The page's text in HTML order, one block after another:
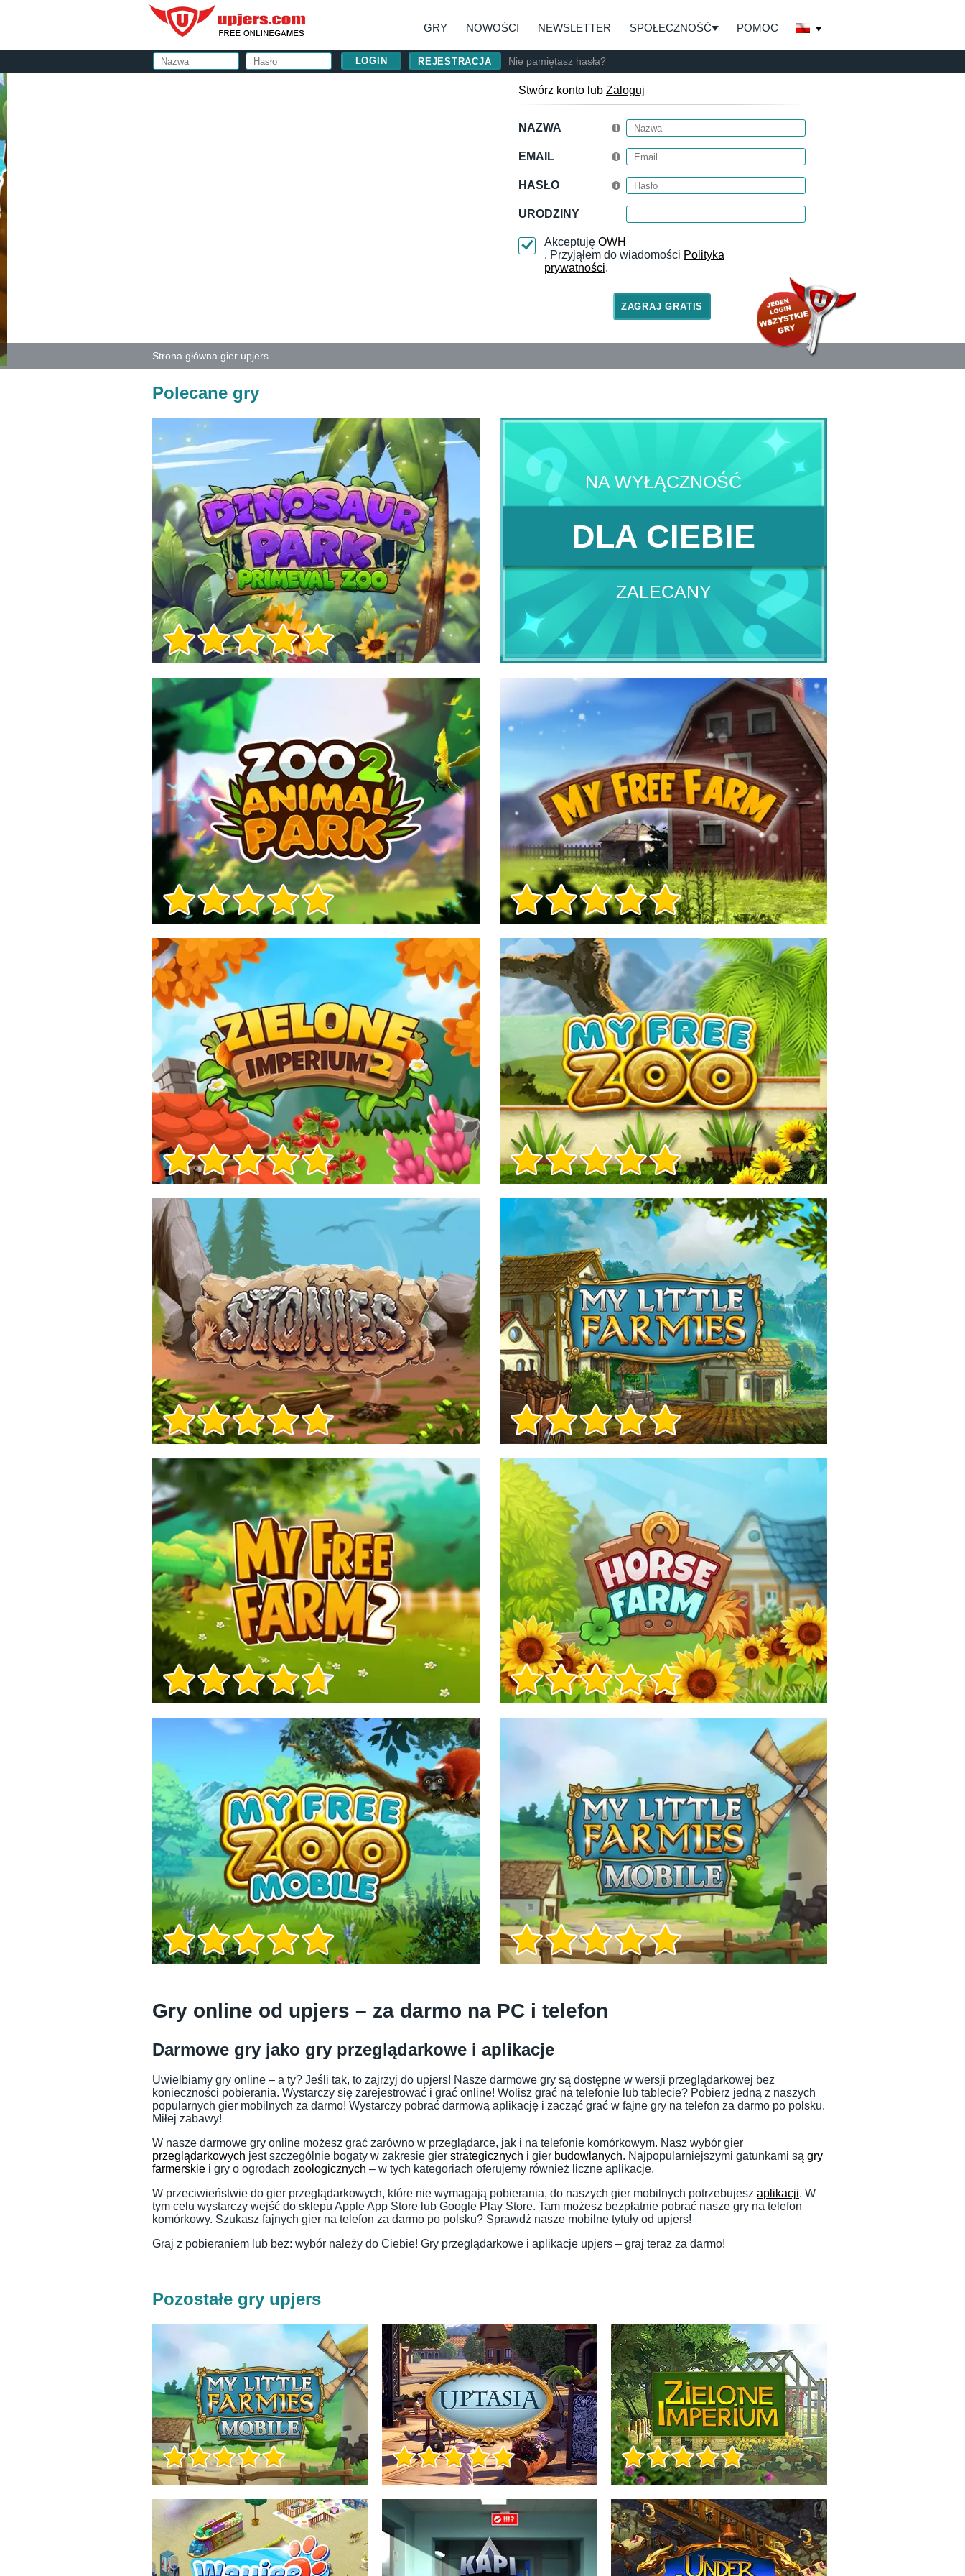
GRY NOWOŚCI NEWSLETTER SPOŁECZNOŚĆ POMOC
REJESTRACJA Nie pamiętasz hasła?
Stwórz konto lub Zaloguj
NAZWA
EMAIL
HASŁO
URODZINY
Akceptuję OWH
. Przyjąłem do wiadomości Polityka
prywatności.
Strona główna gier upjers
Polecane gry
Informacje o grze
NA WYŁĄCZNOŚĆ
DLA CIEBIE
ZALECANY
Informacje o grze
Informacje o grze
Informacje o grze
Informacje o grze
Informacje o grze
Informacje o grze
Informacje o grze Informacje o grze
Informacje o grze Informacje o grze
Gry online od upjers – za darmo na PC i telefon
Darmowe gry jako gry przeglądarkowe i aplikacje
Uwielbiamy gry online – a ty? Jeśli tak, to zajrzyj do upjers! Nasze darmowe gry są dostępne w wersji przeglądarkowej bez
konieczności pobierania. Wystarczy się zarejestrować i grać online! Wolisz grać na telefonie lub tablecie? Pobierz jedną z naszych
popularnych gier mobilnych za darmo! Wystarczy pobrać darmową aplikację i zacząć grać w fajne gry na telefon za darmo po polsku.
Miłej zabawy!
W nasze darmowe gry online możesz grać zarówno w przeglądarce, jak i na telefonie komórkowym. Nasz wybór gier
przeglądarkowych jest szczególnie bogaty w zakresie gier strategicznych i gier budowlanych. Najpopularniejszymi gatunkami są gry
farmerskie i gry o ogrodach zoologicznych – w tych kategoriach oferujemy również liczne aplikacje.
W przeciwieństwie do gier przeglądarkowych, które nie wymagają pobierania, do naszych gier mobilnych potrzebujesz aplikacji. W
tym celu wystarczy wejść do sklepu Apple App Store lub Google Play Store. Tam możesz bezpłatnie pobrać nasze gry na telefon
komórkowy. Szukasz fajnych gier na telefon za darmo po polsku? Sprawdź nasze mobilne tytuły od upjers!
Graj z pobieraniem lub bez: wybór należy do Ciebie! Gry przeglądarkowe i aplikacje upjers – graj teraz za darmo!
Pozostałe gry upjers